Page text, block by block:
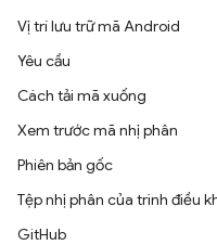
Vị trí lưu trữ mã Android
Yêu cầu
Cách tải mã xuống
Xem trước mã nhị phân
Phiên bản gốc
Tệp nhị phân của trình điều
GitHub